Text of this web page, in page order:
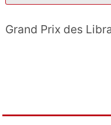
Grand Prix des